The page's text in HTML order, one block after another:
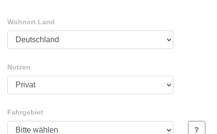
Wohnort Land
Nutzen
Fahrgebiet